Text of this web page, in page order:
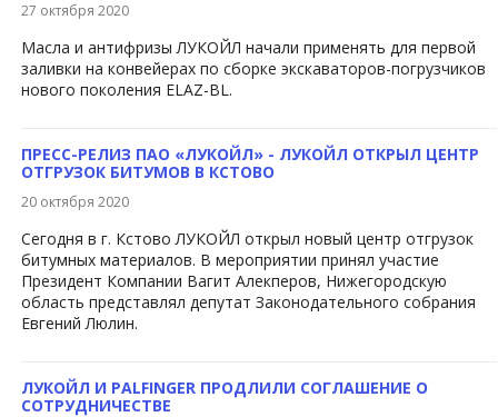
27 октября 2020
Масла и антифризы ЛУКОЙЛ начали применять для первой
заливки на конвейерах по сборке экскаваторов-погрузчиков
нового поколения ELAZ-BL.
ПРЕСС-РЕЛИЗ ПАО «ЛУКОЙЛ» - ЛУКОЙЛ ОТКРЫЛ ЦЕНТР
ОТГРУЗОК БИТУМОВ В КСТОВО
20 октября 2020
Сегодня в г. Кстово ЛУКОЙЛ открыл новый центр отгрузок
битумных материалов. В мероприятии принял участие
Президент Компании Вагит Алекперов, Нижегородскую
область представлял депутат Законодательного собрания
Евгений Люлин.
ЛУКОЙЛ И PALFINGER ПРОДЛИЛИ СОГЛАШЕНИЕ О
СОТРУДНИЧЕСТВЕ